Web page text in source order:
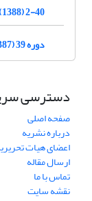
2-40 (1388)
دوره 39 (1387)
دسترسی
صفحه اصلی
درباره نشریه
اعضای هیات
ارسال مقاله
تماس با ما
نقشه سایت